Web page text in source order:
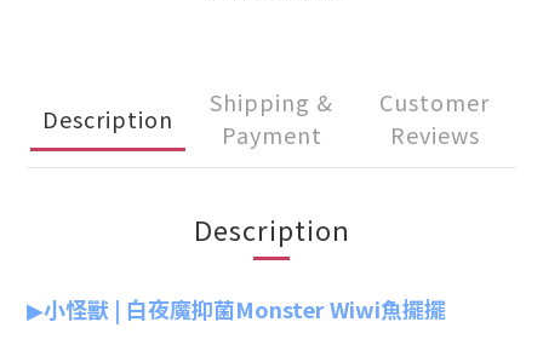
Description
Shipping &
Payment
Customer
Reviews
Description
▶小怪獸 | 白夜魔抑菌Monster Wiwi魚擺擺